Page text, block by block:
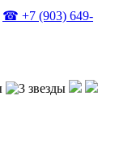
☎ +7 (903) 649-